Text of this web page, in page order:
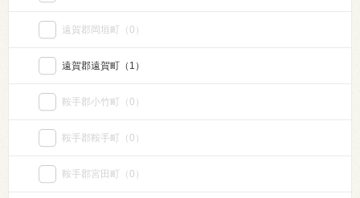
遠賀郡岡垣町 （0）
遠賀郡遠賀町 （1）
鞍手郡小竹町 （0）
鞍手郡鞍手町 （0）
鞍手郡宮田町 （0）